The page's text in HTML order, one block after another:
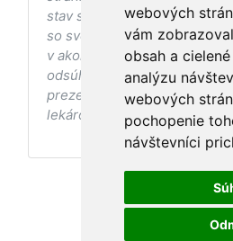
webových
vám
obsah a
analýzu
webových
pochopenie
návštevníci
stav sa pred ich aplikáciou
so svojím ošetrujúcim
v akomkoľvek štádiu
odsúhlasenia postupov a
prezentovaných na stránke
lekárom tieto postupy a